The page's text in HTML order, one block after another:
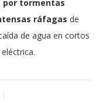
por tormentas
ráfagas de
de agua en cortos